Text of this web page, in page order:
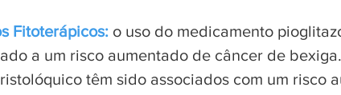
Fitoterápicos: o uso do medicamento
a um risco aumentado de câncer de
têm sido associados com um risco